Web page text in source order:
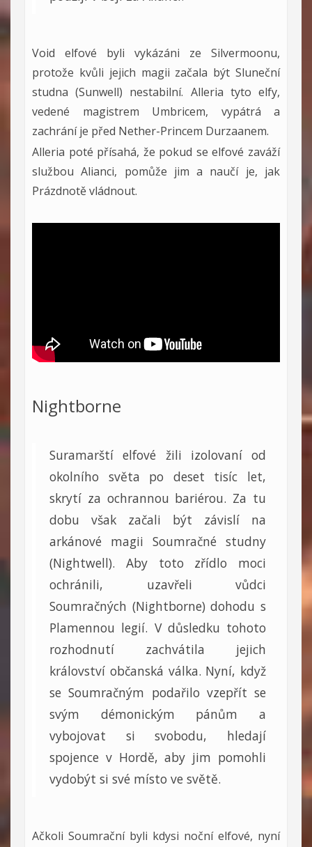
Void elfové byli vykázáni ze Silvermoonu,
protože kvůli jejich magii začala být Sluneční
studna (Sunwell) nestabilní. Alleria tyto elfy,
vedené magistrem Umbricem, vypátrá a
zachrání je před Nether-Princem Durzaanem.
Alleria poté přísahá, že pokud se elfové zaváží
službou Alianci, pomůže jim a naučí je, jak
Prázdnotě vládnout.
Nightborne
Suramarští elfové žili izolovaní od
okolního světa po deset tisíc let,
skrytí za ochrannou bariérou. Za tu
dobu však začali být závislí na
arkánové magii Soumračné studny
(Nightwell). Aby toto zřídlo moci
ochránili, uzavřeli vůdci
Soumračných (Nightborne) dohodu s
Plamennou legií. V důsledku tohoto
rozhodnutí zachvátila jejich
království občanská válka. Nyní, když
se Soumračným podařilo vzepřít se
svým démonickým pánům a
vybojovat si svobodu, hledají
spojence v Hordě, aby jim pomohli
vydobýt si své místo ve světě.
Ačkoli Soumrační byli kdysi noční elfové, nyní